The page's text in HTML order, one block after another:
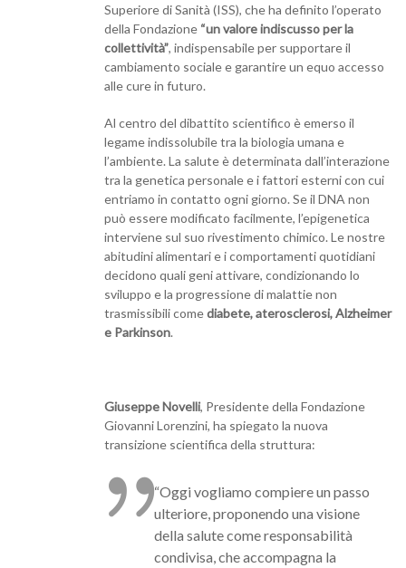
Superiore di Sanità (ISS), che ha definito l’operato
della Fondazione “un valore indiscusso per la
collettività”, indispensabile per supportare il
cambiamento sociale e garantire un equo accesso
alle cure in futuro.
Al centro del dibattito scientifico è emerso il
legame indissolubile tra la biologia umana e
l’ambiente. La salute è determinata dall’interazione
tra la genetica personale e i fattori esterni con cui
entriamo in contatto ogni giorno. Se il DNA non
può essere modificato facilmente, l’epigenetica
interviene sul suo rivestimento chimico. Le nostre
abitudini alimentari e i comportamenti quotidiani
decidono quali geni attivare, condizionando lo
sviluppo e la progressione di malattie non
trasmissibili comediabete, aterosclerosi, Alzheimer
e Parkinson.
Giuseppe Novelli, Presidente della Fondazione
Giovanni Lorenzini, ha spiegato la nuova
transizione scientifica della struttura:
“Oggi vogliamo compiere un passo
ulteriore, proponendo una visione
della salute come responsabilità
condivisa, che accompagna la